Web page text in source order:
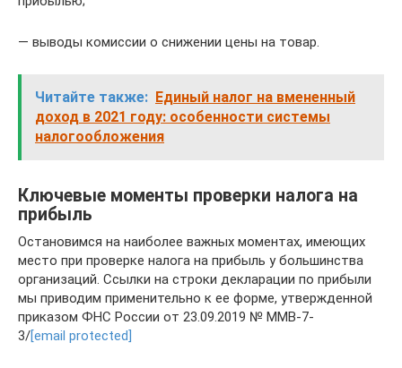
— выводы комиссии о снижении цены на товар.
Читайте также: Единый налог на вмененный
доход в 2021 году: особенности системы
налогообложения
Ключевые моменты проверки налога на
прибыль
Остановимся на наиболее важных моментах, имеющих
место при проверке налога на прибыль у большинства
организаций. Ссылки на строки декларации по прибыли
мы приводим применительно к ее форме, утвержденной
приказом ФНС России от 23.09.2019 № ММВ-7-
3/[email protected]